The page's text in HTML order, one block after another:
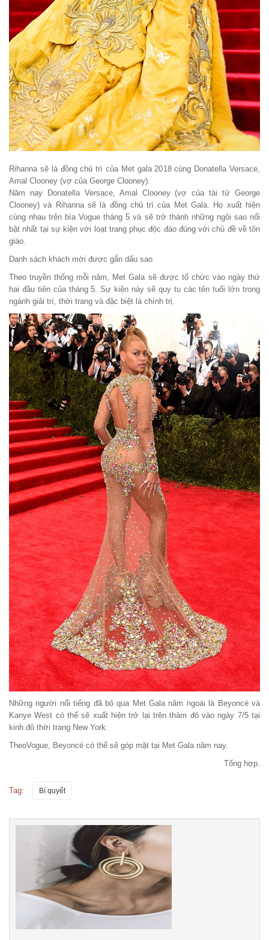
Rihanna sẽ là đồng chủ trì của Met gala 2018 cùng Donatella Versace,
Amal Clooney (vợ của George Clooney).
Năm nay Donatella Versace, Amal Clooney (vợ của tài tử George
Clooney) và Rihanna sẽ là đồng chủ trì của Met Gala. Họ xuất hiện
cùng nhau trên bìa Vogue tháng 5 và sẽ trở thành những ngôi sao nổi
bật nhất tại sự kiện với loạt trang phục độc đáo đúng với chủ đề về tôn
giáo.
Danh sách khách mời được gắn dấu sao
Theo truyền thống mỗi năm, Met Gala sẽ được tổ chức vào ngày thứ
hai đầu tiên của tháng 5. Sự kiện này sẽ quy tụ các tên tuổi lớn trong
ngành giải trí, thời trang và đặc biệt là chính trị.
Những người nổi tiếng đã bỏ qua Met Gala năm ngoái là Beyoncé và
Kanye West có thể sẽ xuất hiện trở lại trên thảm đỏ vào ngày 7/5 tại
kinh đô thời trang New York.
TheoVogue, Beyoncé có thể sẽ góp mặt tại Met Gala năm nay.
Tổng hợp.
Tag: Bí quyết